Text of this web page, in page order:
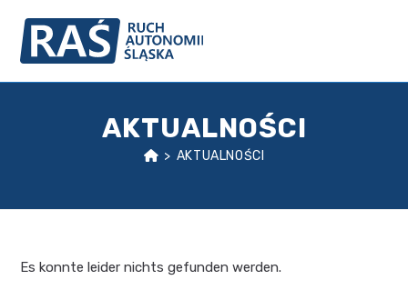
AKTUALNOŚCI
> AKTUALNOŚCI
Es konnte leider nichts gefunden werden.